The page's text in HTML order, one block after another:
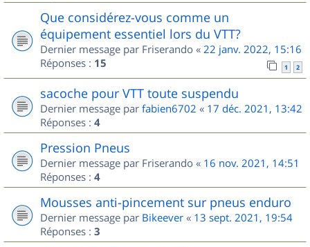
Que considérez-vous comme un
équipement essentiel lors du VTT?
Dernier message par Friserando « 22 janv. 2022, 15:16
Réponses : 15 1 2
sacoche pour VTT toute suspendu
Dernier message par fabien6702 « 17 déc. 2021, 13:42
Réponses : 4
Pression Pneus
Dernier message par Friserando « 16 nov. 2021, 14:51
Réponses : 4
Mousses anti-pincement sur pneus enduro
Dernier message par Bikeever « 13 sept. 2021, 19:54
Réponses : 3